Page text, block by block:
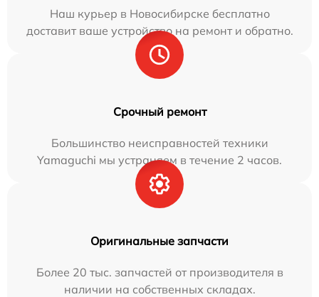
Наш курьер в Новосибирске бесплатно
доставит ваше устройство на ремонт и обратно.
Срочный ремонт
Большинство неисправностей техники
Yamaguchi мы устраняем в течение 2 часов.
Оригинальные запчасти
Более 20 тыс. запчастей от производителя в
наличии на собственных складах.